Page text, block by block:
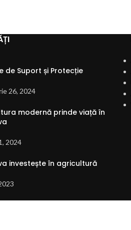
de Suport și Protecție
26, 2024
modernă prinde viață în
2024
investește în agricultură